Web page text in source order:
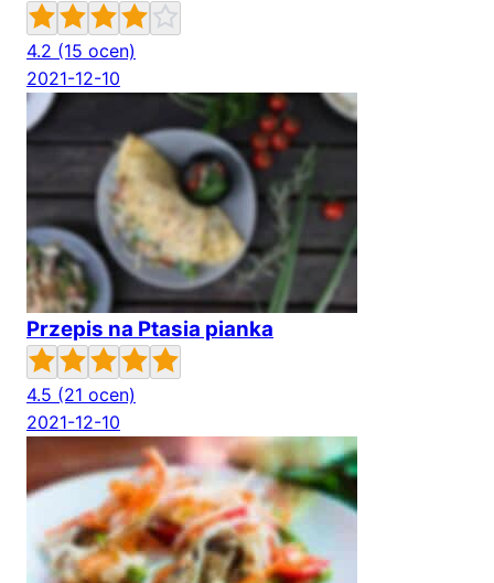
4.2 (15 ocen)
2021-12-10
Przepis na Ptasia pianka
4.5 (21 ocen)
2021-12-10